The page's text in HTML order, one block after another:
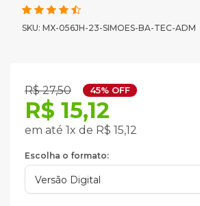
SKU: MX-056JH-23-SIMOES-BA-TEC-ADM
R$ 27,50 45% OFF
R$ 15,12
em até 1x de R$ 15,12
Escolha o formato: